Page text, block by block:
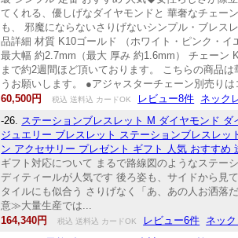
てくれる、優しげなダイヤモンドと 華奢なチェー
も、 邪魔にならないさりげないシンプル・ブレ
品詳細 材質 K10ゴールド （ホワイト・ピンク・
最大幅 約2.7mm（最大 厚み 約1.6mm） チェーン
まで約2週間ほど頂いております。 こちらの商品
うお願いします。 ●アジャスターチェーン別売
60,500円
税込 送料込 カードOK レビュー8件 ネック
-26. ステーションブレスレット M ダイヤモンド
ジュエリー ブレスレット ステーションブレスレ
ン アクセサリー プレゼント ギフト 人気 おすすめ
ギフト対応について まるで路線図のようなステー
ディティールが人気です 後ろ姿も、サイドから見
タイルにも似合う さりげなく「あ、あの人お洒
意≫大量生産では...
164,340円
税込 送料込 カードOK レビュー6件 ネッ